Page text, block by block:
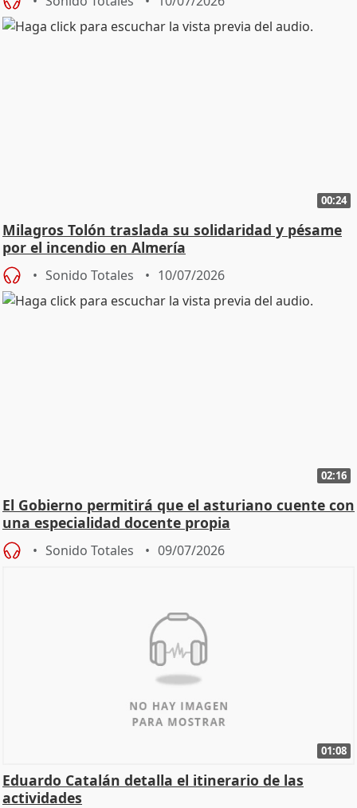
00:24
Milagros Tolón traslada su solidaridad y pésame
por el incendio en Almería
Sonido Totales 10/07/2026
02:16
El Gobierno permitirá que el asturiano cuente con
una especialidad docente propia
Sonido Totales 09/07/2026
01:08
Eduardo Catalán detalla el itinerario de las
actividades